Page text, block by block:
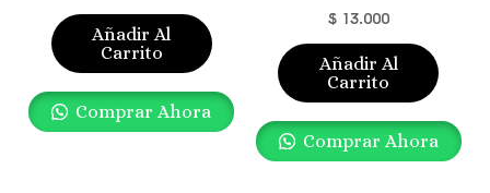
Añadir Al
Carrito
Comprar Ahora
$13.000
Añadir Al
Carrito
Comprar Ahora